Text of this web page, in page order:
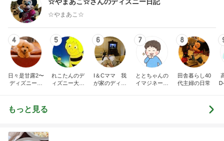
☆やまあこ☆
4
日々是甘露2〜
ディズニー風
5
れこたんのデ
ィズニー大好
6
I＆Cママ 我
が家のディズ
7
ととちゃんの
イマジネーシ
8
田舎暮らし40
代主婦の日常
もっと見る